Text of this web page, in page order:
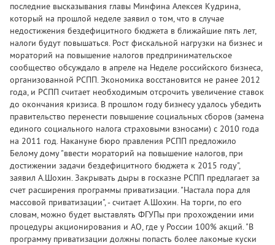
последние высказывания главы Минфина Алексея Кудрина,
который на прошлой неделе заявил о том, что в случае
недостижения бездефицитного бюджета в ближайшие пять лет,
налоги будут повышаться. Рост фискальной нагрузки на бизнес и
мораторий на повышение налогов предпринимательское
сообщество обсуждало в апреле на Неделе российского бизнеса,
организованной РСПП. Экономика восстановится не ранее 2012
года, и РСПП считает необходимым отсрочить увеличение ставок
до окончания кризиса. В прошлом году бизнесу удалось убедить
правительство перенести повышение социальных сборов (замена
единого социального налога страховыми взносами) с 2010 года
на 2011 год. Накануне бюро правления РСПП предложило
Белому дому "ввести мораторий на повышение налогов, при
достижении задачи бездефицитного бюджета к 2015 году",
заявил А.Шохин. Закрывать дыры в госказне РСПП предлагает за
счет расширения программы приватизации. "Настала пора для
массовой приватизации", - считает А.Шохин. На торги, по его
словам, можно будет выставлять ФГУПы при прохождении ими
процедуры акционирования и АО, где у России 100% акций. "В
программу приватизации должны попасть более лакомые куски